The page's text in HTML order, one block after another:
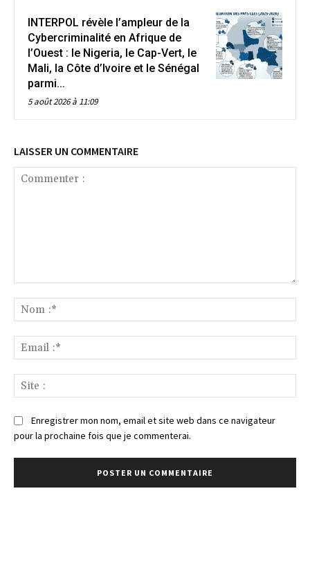
INTERPOL révèle l’ampleur de la
Cybercriminalité en Afrique de
l’Ouest : le Nigeria, le Cap-Vert, le
Mali, la Côte d’Ivoire et le Sénégal
parmi...
5 août 2026 à 11:09
LAISSER UN COMMENTAIRE
:*
:*
:
Enregistrer mon nom, email et site web dans ce navigateur
pour la prochaine fois que je commenterai.